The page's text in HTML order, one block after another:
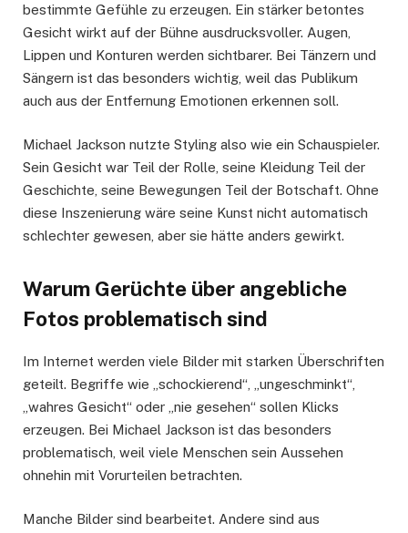
bestimmte Gefühle zu erzeugen. Ein stärker betontes
Gesicht wirkt auf der Bühne ausdrucksvoller. Augen,
Lippen und Konturen werden sichtbarer. Bei Tänzern und
Sängern ist das besonders wichtig, weil das Publikum
auch aus der Entfernung Emotionen erkennen soll.
Michael Jackson nutzte Styling also wie ein Schauspieler.
Sein Gesicht war Teil der Rolle, seine Kleidung Teil der
Geschichte, seine Bewegungen Teil der Botschaft. Ohne
diese Inszenierung wäre seine Kunst nicht automatisch
schlechter gewesen, aber sie hätte anders gewirkt.
Warum Gerüchte über angebliche
Fotos problematisch sind
Im Internet werden viele Bilder mit starken Überschriften
geteilt. Begriffe wie „schockierend“, „ungeschminkt“,
„wahres Gesicht“ oder „nie gesehen“ sollen Klicks
erzeugen. Bei Michael Jackson ist das besonders
problematisch, weil viele Menschen sein Aussehen
ohnehin mit Vorurteilen betrachten.
Manche Bilder sind bearbeitet. Andere sind aus